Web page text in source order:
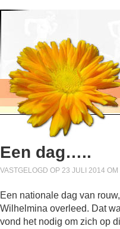
Een dag…..
VASTGELOGD OP 23 JULI 2014 OM
Een nationale dag van
Wilhelmina overleed. Dat
vond het nodig om zich op